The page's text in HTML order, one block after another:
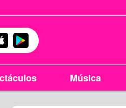
Música